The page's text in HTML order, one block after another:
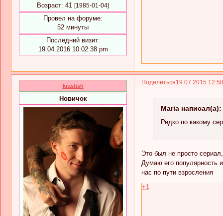
Возраст: 41 [1985-01-04]
Провел на форуме:
52 минуты
Последний визит:
19.04.2016 10:02:38 pm
Поделиться19.07.2015
krastish
Новичок
Maria написал(а):
Редко по какому
Это был не просто
Думаю его популярность
нас по пути взросления
+1